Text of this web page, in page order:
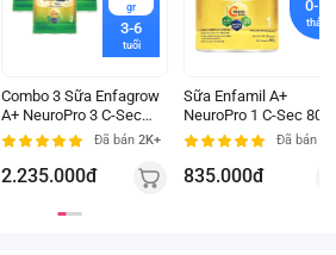
gr
3-6
tuổi
Combo 3 Sữa Enfagrow
A+ NeuroPro 3 C-Sec
800g (2-6 tuổi)Đã bán 2K+
2.235.000đ
0-12
tháng
Sữa Enfamil A+
NeuroPro 1 C-Sec
(0-12 tháng)
Đã bán
835.000đ